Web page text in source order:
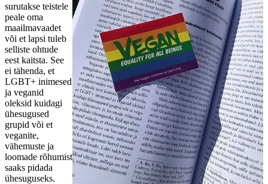
surutakse teistele
peale oma
maailmavaadet
või et lapsi tuleb
selliste ohtude
eest kaitsta. See
ei tähenda, et
LGBT+ inimesed
ja veganid
oleksid kuidagi
ühesugused
grupid või et
veganite,
vähemuste ja
loomade rõhumist
saaks pidada
ühesuguseks.